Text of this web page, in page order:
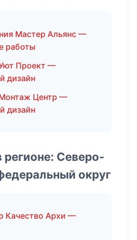
Мастер Альянс —
работы
Проект —
дизайн
Центр —
дизайн
регионе: Северо-
округ
Качество Архи —